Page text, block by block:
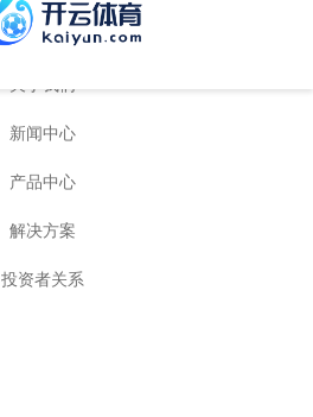
新闻中心
产品中心
解决方案
投资者关系